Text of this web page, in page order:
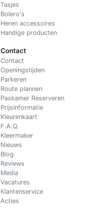
Tasjes
Bolero's
Heren accessoires
Handige producten
Contact
Contact
Openingstijden
Parkeren
Route plannen
Paskamer Reserveren
Prijsinformatie
Kleurenkaart
F.A.Q.
Kleermaker
Nieuws
Blog
Reviews
Media
Vacatures
Klantenservice
Acties